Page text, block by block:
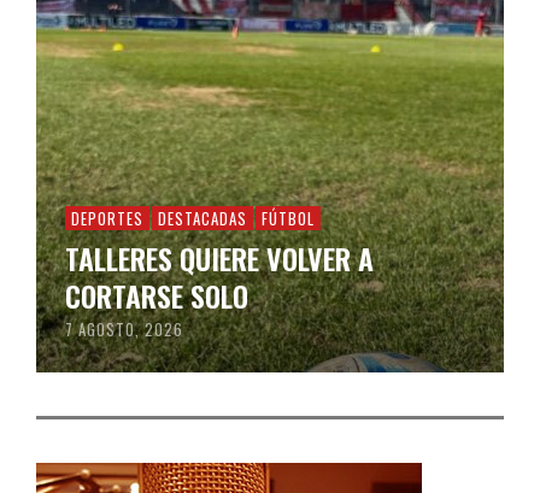
DEPORTES DESTACADAS FÚTBOL
TALLERES QUIERE VOLVER A
CORTARSE SOLO
7 AGOSTO, 2026